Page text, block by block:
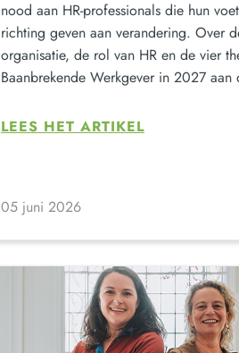
nood aan HR-professionals die hun
richting geven aan verandering. Over
organisatie, de rol van HR en de vier
Baanbrekende Werkgever in 2027 aan
LEES HET ARTIKEL
05 juni 2026